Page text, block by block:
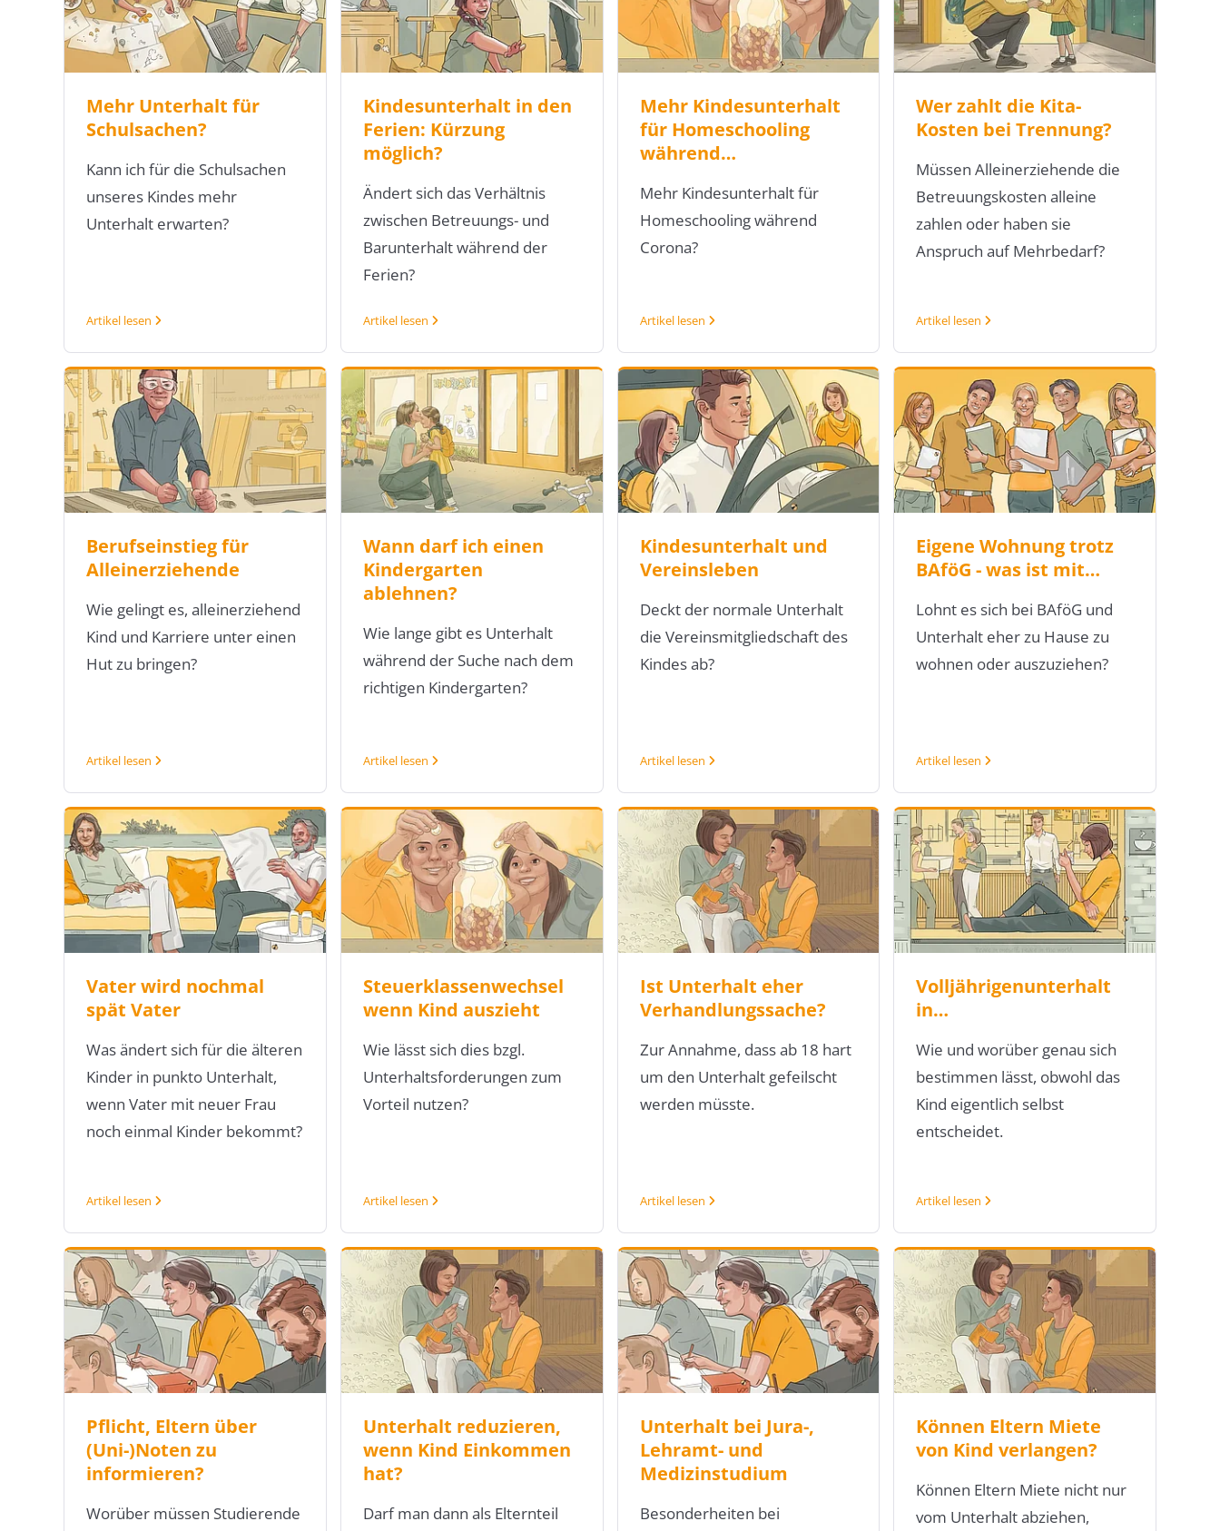
Mehr Unterhalt für
Schulsachen?
Kann ich für die Schulsachen
unseres Kindes mehr
Unterhalt erwarten?
Artikel lesen
Kindesunterhalt in den
Ferien: Kürzung
möglich?
Ändert sich das Verhältnis
zwischen Betreuungs- und
Barunterhalt während der
Ferien?
Artikel lesen
Mehr Kindesunterhalt
für Homeschooling
während…
Mehr Kindesunterhalt für
Homeschooling während
Corona?
Artikel lesen
Wer zahlt die Kita-
Kosten bei Trennung?
Müssen Alleinerziehende die
Betreuungskosten alleine
zahlen oder haben sie
Anspruch auf Mehrbedarf?
Artikel lesen
Berufseinstieg für
Alleinerziehende
Wie gelingt es, alleinerziehend
Kind und Karriere unter einen
Hut zu bringen?
Artikel lesen
Wann darf ich einen
Kindergarten
ablehnen?
Wie lange gibt es Unterhalt
während der Suche nach dem
richtigen Kindergarten?
Artikel lesen
Kindesunterhalt und
Vereinsleben
Deckt der normale Unterhalt
die Vereinsmitgliedschaft des
Kindes ab?
Artikel lesen
Eigene Wohnung trotz
BAföG - was ist mit…
Lohnt es sich bei BAföG und
Unterhalt eher zu Hause zu
wohnen oder auszuziehen?
Artikel lesen
Vater wird nochmal
spät Vater
Was ändert sich für die älteren
Kinder in punkto Unterhalt,
wenn Vater mit neuer Frau
noch einmal Kinder bekommt?
Artikel lesen
Steuerklassenwechsel
wenn Kind auszieht
Wie lässt sich dies bzgl.
Unterhaltsforderungen zum
Vorteil nutzen?
Artikel lesen
Ist Unterhalt eher
Verhandlungssache?
Zur Annahme, dass ab 18 hart
um den Unterhalt gefeilscht
werden müsste.
Artikel lesen
Volljährigenunterhalt
in…
Wie und worüber genau sich
bestimmen lässt, obwohl das
Kind eigentlich selbst
entscheidet.
Artikel lesen
Pflicht, Eltern über
(Uni-)Noten zu
informieren?
Worüber müssen Studierende
Unterhalt reduzieren,
wenn Kind Einkommen
hat?
Darf man dann als Elternteil
Unterhalt bei Jura-,
Lehramt- und
Medizinstudium
Besonderheiten bei
Können Eltern Miete
von Kind verlangen?
Können Eltern Miete nicht nur
vom Unterhalt abziehen,